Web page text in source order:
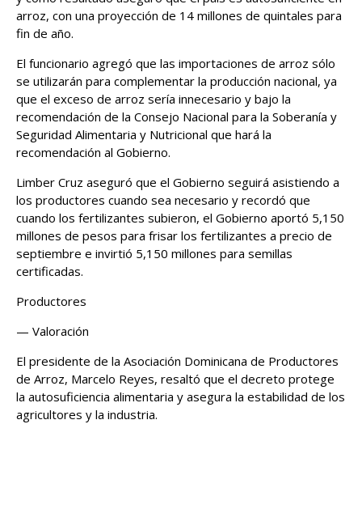
arroz, con una proyección de 14 millones de quintales para
fin de año.
El funcionario agregó que las importaciones de arroz sólo
se utilizarán para complementar la producción nacional, ya
que el exceso de arroz sería innecesario y bajo la
recomendación de la Consejo Nacional para la Soberanía y
Seguridad Alimentaria y Nutricional que hará la
recomendación al Gobierno.
Limber Cruz aseguró que el Gobierno seguirá asistiendo a
los productores cuando sea necesario y recordó que
cuando los fertilizantes subieron, el Gobierno aportó 5,150
millones de pesos para frisar los fertilizantes a precio de
septiembre e invirtió 5,150 millones para semillas
certificadas.
Productores
— Valoración
El presidente de la Asociación Dominicana de Productores
de Arroz, Marcelo Reyes, resaltó que el decreto protege
la autosuficiencia alimentaria y asegura la estabilidad de los
agricultores y la industria.